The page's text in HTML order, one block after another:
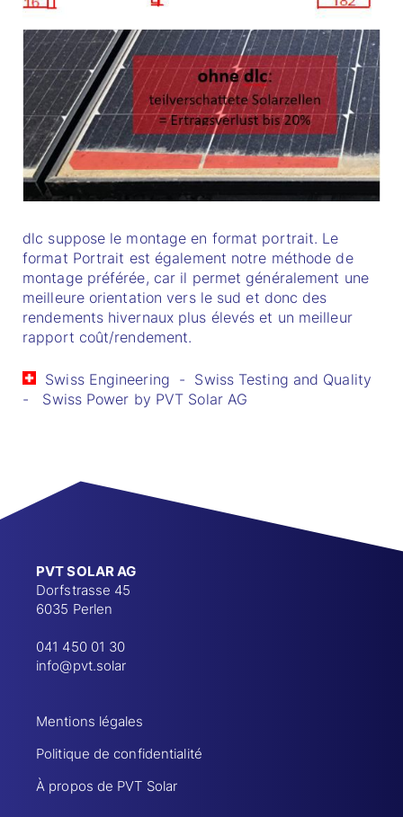
dlc suppose le montage en format portrait. Le
format Portrait est également notre méthode de
montage préférée, car il permet généralement une
meilleure orientation vers le sud et donc des
rendements hivernaux plus élevés et un meilleur
rapport coût/rendement.
Swiss Engineering - Swiss Testing and Quality
- Swiss Power by PVT Solar AG
PVT SOLAR AG
Dorfstrasse 45
6035 Perlen
041 450 01 30
info@pvt.solar
Mentions légales
Politique de confidentialité
À propos de PVT Solar